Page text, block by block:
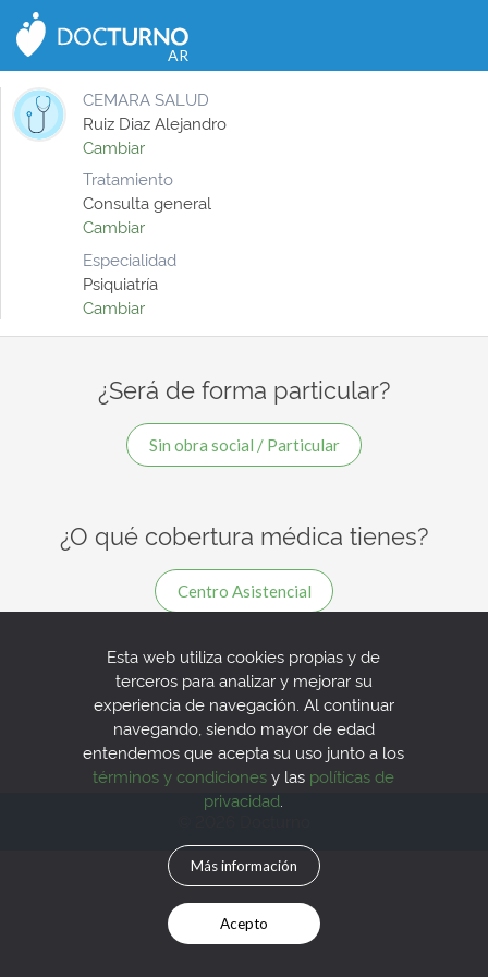
AR
CEMARA SALUD
Ruiz Diaz Alejandro
Cambiar
Tratamiento
Consulta general
Cambiar
Especialidad
Psiquiatría
Cambiar
¿Será de forma particular?
Sin obra social / Particular
¿O qué cobertura médica tienes?
Centro Asistencial
Esta web utiliza cookies propias y de
terceros para analizar y mejorar su
experiencia de navegación. Al continuar
navegando, siendo mayor de edad
entendemos que acepta su uso junto a los
términos y condicionesy las políticas de
privacidad
Más información
Acepto